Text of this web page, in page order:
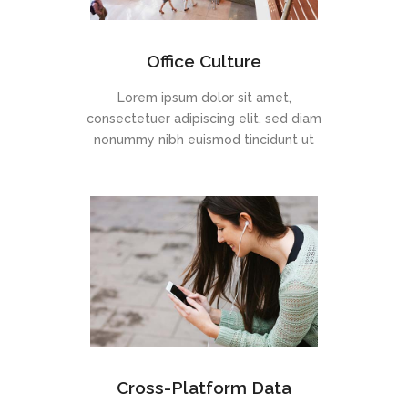
Office Culture
Lorem ipsum dolor sit amet,
consectetuer adipiscing elit, sed diam
nonummy nibh euismod tincidunt ut
Cross-Platform Data